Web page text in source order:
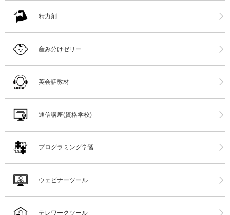
精力剤
産み分けゼリー
英会話教材
通信講座(資格学校)
プログラミング学習
ウェビナーツール
テレワークツール